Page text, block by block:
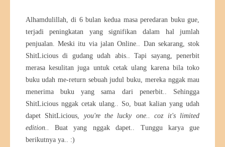
Alhamdulillah, di 6 bulan kedua masa peredaran buku gue,
terjadi peningkatan yang signifikan dalam hal jumlah
penjualan. Meski itu via jalan Online.. Dan sekarang, stok
ShitLicious di gudang udah abis.. Tapi sayang, penerbit
merasa kesulitan juga untuk cetak ulang karena bila toko
buku udah me-return sebuah judul buku, mereka nggak mau
menerima buku yang sama dari penerbit.. Sehingga
ShitLicious nggak cetak ulang.. So, buat kalian yang udah
dapet ShitLicious, you're the lucky one.. coz it's limited
edition..
Buat yang nggak dapet.. Tunggu karya gue
berikutnya ya.. :)